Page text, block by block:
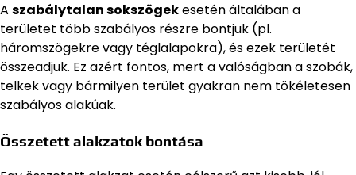
A szabálytalan sokszögekesetén általában a
területet több szabályos részre bontjuk (pl.
háromszögekre vagy téglalapokra), és ezek területét
összeadjuk. Ez azért fontos, mert a valóságban a szobák,
telkek vagy bármilyen terület gyakran nem tökéletesen
szabályos alakúak.
Összetett alakzatok bontása